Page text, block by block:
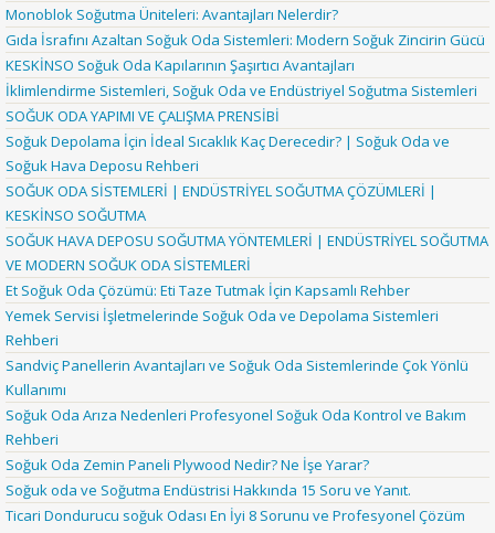
Monoblok Soğutma Üniteleri: Avantajları Nelerdir?
Gıda İsrafını Azaltan Soğuk Oda Sistemleri: Modern Soğuk Zincirin Gücü
KESKİNSO Soğuk Oda Kapılarının Şaşırtıcı Avantajları
İklimlendirme Sistemleri, Soğuk Oda ve Endüstriyel Soğutma Sistemleri
SOĞUK ODA YAPIMI VE ÇALIŞMA PRENSİBİ
Soğuk Depolama İçin İdeal Sıcaklık Kaç Derecedir? | Soğuk Oda ve
Soğuk Hava Deposu Rehberi
SOĞUK ODA SİSTEMLERİ | ENDÜSTRİYEL SOĞUTMA ÇÖZÜMLERİ |
KESKİNSO SOĞUTMA
SOĞUK HAVA DEPOSU SOĞUTMA YÖNTEMLERİ | ENDÜSTRİYEL SOĞUTMA
VE MODERN SOĞUK ODA SİSTEMLERİ
Et Soğuk Oda Çözümü: Eti Taze Tutmak İçin Kapsamlı Rehber
Yemek Servisi İşletmelerinde Soğuk Oda ve Depolama Sistemleri
Rehberi
Sandviç Panellerin Avantajları ve Soğuk Oda Sistemlerinde Çok Yönlü
Kullanımı
Soğuk Oda Arıza Nedenleri Profesyonel Soğuk Oda Kontrol ve Bakım
Rehberi
Soğuk Oda Zemin Paneli Plywood Nedir? Ne İşe Yarar?
Soğuk oda ve Soğutma Endüstrisi Hakkında 15 Soru ve Yanıt.
Ticari Dondurucu soğuk Odası En İyi 8 Sorunu ve Profesyonel Çözüm